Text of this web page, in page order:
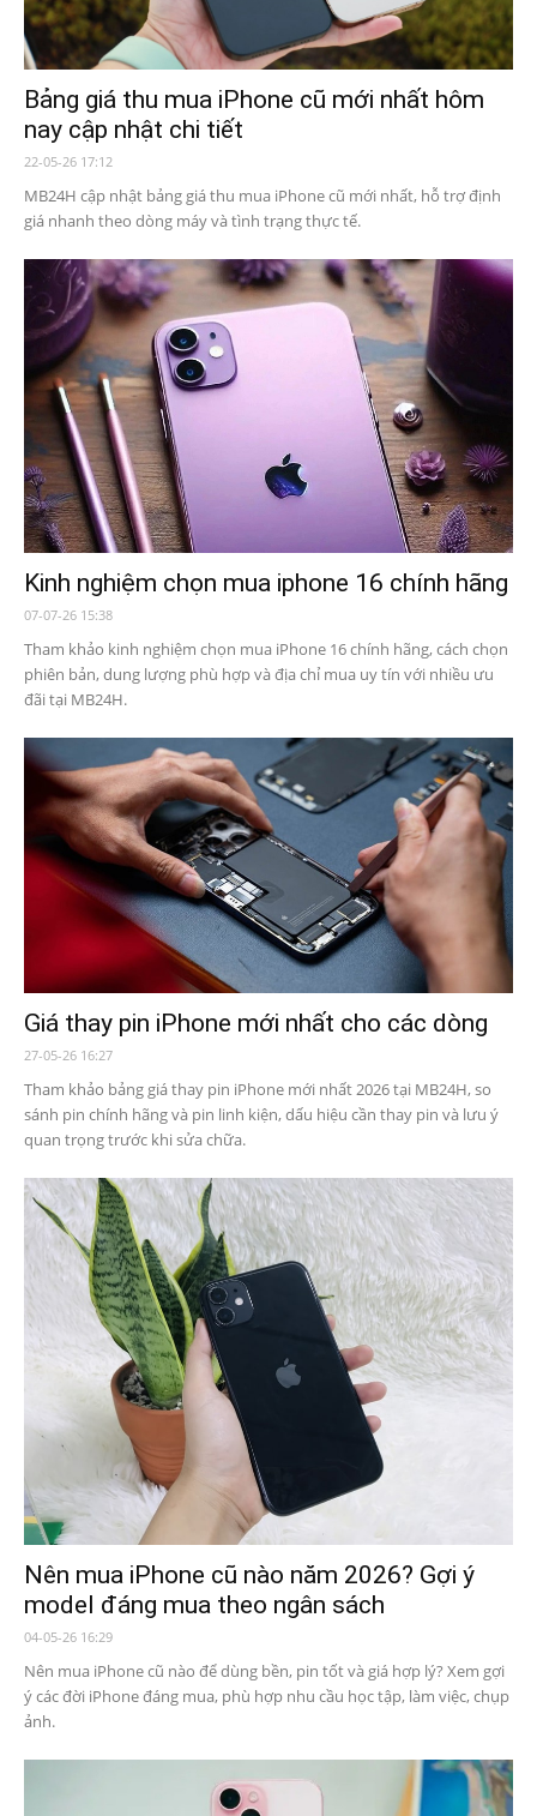
Bảng giá thu mua iPhone cũ mới nhất hôm
nay cập nhật chi tiết
22-05-26 17:12
MB24H cập nhật bảng giá thu mua iPhone cũ mới nhất, hỗ trợ định
giá nhanh theo dòng máy và tình trạng thực tế.
Kinh nghiệm chọn mua iphone 16 chính hãng
07-07-26 15:38
Tham khảo kinh nghiệm chọn mua iPhone 16 chính hãng, cách chọn
phiên bản, dung lượng phù hợp và địa chỉ mua uy tín với nhiều ưu
đãi tại MB24H.
Giá thay pin iPhone mới nhất cho các dòng
27-05-26 16:27
Tham khảo bảng giá thay pin iPhone mới nhất 2026 tại MB24H, so
sánh pin chính hãng và pin linh kiện, dấu hiệu cần thay pin và lưu ý
quan trọng trước khi sửa chữa.
Nên mua iPhone cũ nào năm 2026? Gợi ý
model đáng mua theo ngân sách
04-05-26 16:29
Nên mua iPhone cũ nào để dùng bền, pin tốt và giá hợp lý? Xem gợi
ý các đời iPhone đáng mua, phù hợp nhu cầu học tập, làm việc, chụp
ảnh.